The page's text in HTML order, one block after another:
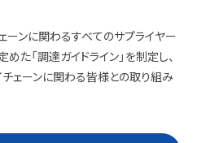
ーンに関わるすべてのサプライヤー
た「調達ガイドライン」を制定し、
ェーンに関わる皆様との取り組み